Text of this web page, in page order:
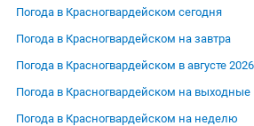
Погода в Красногвардейском сегодня
Погода в Красногвардейском на завтра
Погода в Красногвардейском в августе 2026
Погода в Красногвардейском на выходные
Погода в Красногвардейском на неделю